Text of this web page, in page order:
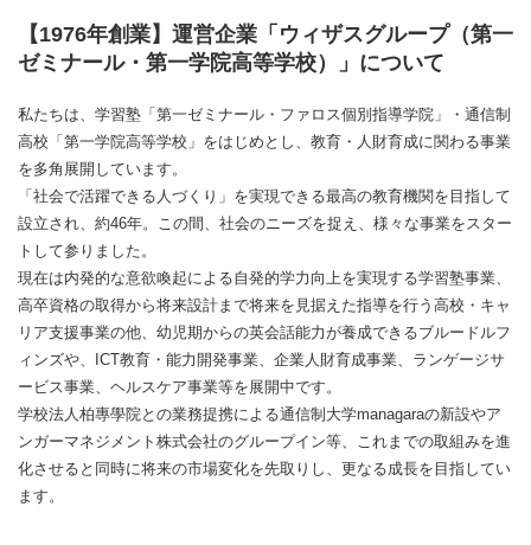
【1976年創業】運営企業「ウィザスグループ（第一
ゼミナール・第一学院高等学校）」について
私たちは、学習塾「第一ゼミナール・ファロス個別指導学院」・通信制
高校「第一学院高等学校」をはじめとし、教育・人財育成に関わる事業
を多角展開しています。
「社会で活躍できる人づくり」を実現できる最高の教育機関を目指して
設立され、約46年。この間、社会のニーズを捉え、様々な事業をスター
トして参りました。
現在は内発的な意欲喚起による自発的学力向上を実現する学習塾事業、
高卒資格の取得から将来設計まで将来を見据えた指導を行う高校・キャ
リア支援事業の他、幼児期からの英会話能力が養成できるブルードルフ
ィンズや、ICT教育・能力開発事業、企業人財育成事業、ランゲージサ
ービス事業、ヘルスケア事業等を展開中です。
学校法人柏專學院との業務提携による通信制大学managaraの新設やア
ンガーマネジメント株式会社のグループイン等、これまでの取組みを進
化させると同時に将来の市場変化を先取りし、更なる成長を目指してい
ます。